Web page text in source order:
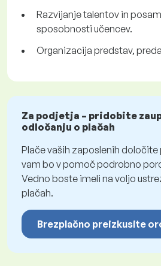
Razvijanje talentov in
sposobnosti učencev.
Organizacija predstav,
Za podjetja – pridobite
odločanju o plačah
Plače vaših zaposlenih
vam bo v pomoč podrobno
Vedno boste imeli na voljo
plačah.
Brezplačno preizkusite